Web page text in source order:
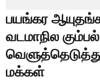
பயங்கர
வடமாநில
மக்கள்